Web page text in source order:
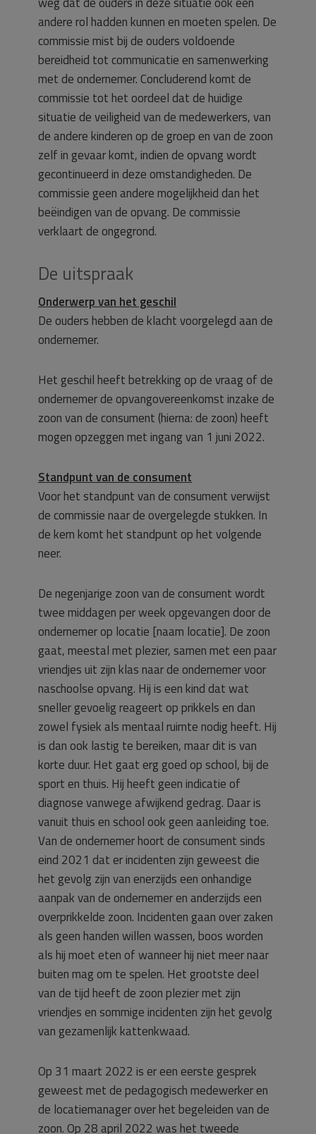
andere rol hadden kunnen en moeten spelen. De
commissie mist bij de ouders voldoende
bereidheid tot communicatie en samenwerking
met de ondernemer. Concluderend komt de
commissie tot het oordeel dat de huidige
situatie de veiligheid van de medewerkers, van
de andere kinderen op de groep en van de zoon
zelf in gevaar komt, indien de opvang wordt
gecontinueerd in deze omstandigheden. De
commissie geen andere mogelijkheid dan het
beëindigen van de opvang. De commissie
verklaart de ongegrond.
De uitspraak
Onderwerp van het geschil
De ouders hebben de klacht voorgelegd aan de
ondernemer.
Het geschil heeft betrekking op de vraag of de
ondernemer de opvangovereenkomst inzake de
zoon van de consument (hierna: de zoon) heeft
mogen opzeggen met ingang van 1 juni 2022.
Standpunt van de consument
Voor het standpunt van de consument verwijst
de commissie naar de overgelegde stukken. In
de kern komt het standpunt op het volgende
neer.
De negenjarige zoon van de consument wordt
twee middagen per week opgevangen door de
ondernemer op locatie [naam locatie]. De zoon
gaat, meestal met plezier, samen met een paar
vriendjes uit zijn klas naar de ondernemer voor
naschoolse opvang. Hij is een kind dat wat
sneller gevoelig reageert op prikkels en dan
zowel fysiek als mentaal ruimte nodig heeft. Hij
is dan ook lastig te bereiken, maar dit is van
korte duur. Het gaat erg goed op school, bij de
sport en thuis. Hij heeft geen indicatie of
diagnose vanwege afwijkend gedrag. Daar is
vanuit thuis en school ook geen aanleiding toe.
Van de ondernemer hoort de consument sinds
eind 2021 dat er incidenten zijn geweest die
het gevolg zijn van enerzijds een onhandige
aanpak van de ondernemer en anderzijds een
overprikkelde zoon. Incidenten gaan over zaken
als geen handen willen wassen, boos worden
als hij moet eten of wanneer hij niet meer naar
buiten mag om te spelen. Het grootste deel
van de tijd heeft de zoon plezier met zijn
vriendjes en sommige incidenten zijn het gevolg
van gezamenlijk kattenkwaad.
Op 31 maart 2022 is er een eerste gesprek
geweest met de pedagogisch medewerker en
de locatiemanager over het begeleiden van de
zoon. Op 28 april 2022 was het tweede